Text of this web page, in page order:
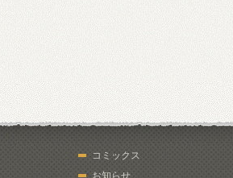
コミックス
お知らせ